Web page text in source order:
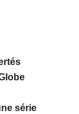
série